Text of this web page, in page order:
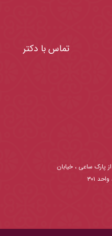
تماس با دکتر
از پارک ساعی ، خیابان